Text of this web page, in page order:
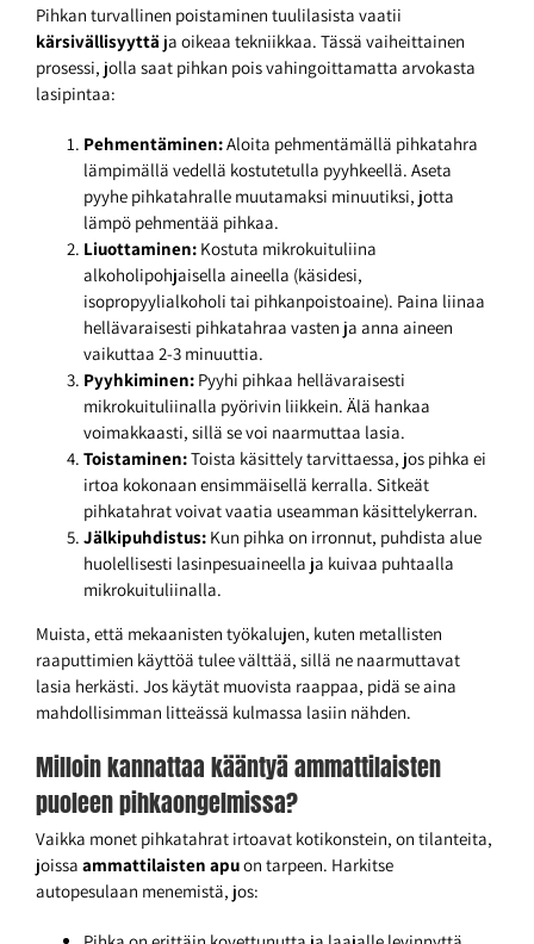
Pihkan turvallinen poistaminen tuulilasista vaatii
kärsivällisyyttä ja oikeaa tekniikkaa. Tässä vaiheittainen
prosessi, jolla saat pihkan pois vahingoittamatta arvokasta
lasipintaa:
Pehmentäminen:Aloita pehmentämällä pihkatahra
lämpimällä vedellä kostutetulla pyyhkeellä. Aseta
pyyhe pihkatahralle muutamaksi minuutiksi, jotta
lämpö pehmentää pihkaa.
Liuottaminen: Kostuta mikrokuituliina
alkoholipohjaisella aineella (käsidesi,
isopropyylialkoholi tai pihkanpoistoaine). Paina liinaa
hellävaraisesti pihkatahraa vasten ja anna aineen
vaikuttaa 2-3 minuuttia.
Pyyhkiminen: Pyyhi pihkaa hellävaraisesti
mikrokuituliinalla pyörivin liikkein. Älä hankaa
voimakkaasti, sillä se voi naarmuttaa lasia.
Toistaminen:Toista käsittely tarvittaessa, jos pihka ei
irtoa kokonaan ensimmäisellä kerralla. Sitkeät
pihkatahrat voivat vaatia useamman käsittelykerran.
Jälkipuhdistus: Kun pihka on irronnut, puhdista alue
huolellisesti lasinpesuaineella ja kuivaa puhtaalla
mikrokuituliinalla.
Muista, että mekaanisten työkalujen, kuten metallisten
raaputtimien käyttöä tulee välttää, sillä ne naarmuttavat
lasia herkästi. Jos käytät muovista raappaa, pidä se aina
mahdollisimman litteässä kulmassa lasiin nähden.
Milloin kannattaa kääntyä ammattilaisten
puoleen pihkaongelmissa?
Vaikka monet pihkatahrat irtoavat kotikonstein, on tilanteita,
joissa ammattilaisten apuon tarpeen. Harkitse
autopesulaan menemistä, jos: